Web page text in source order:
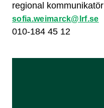
regional kommunikatör
sofia.weimarck@lrf.se
010-184 45 12